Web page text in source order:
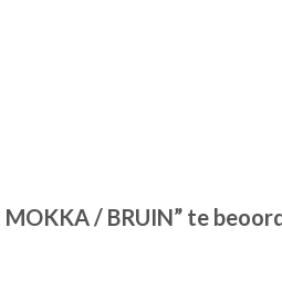
MOKKA / BRUIN” te